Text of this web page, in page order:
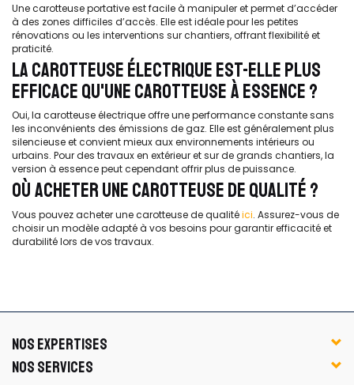
Une carotteuse portative est facile à manipuler et permet d’accéder
à des zones difficiles d’accès. Elle est idéale pour les petites
rénovations ou les interventions sur chantiers, offrant flexibilité et
praticité.
LA CAROTTEUSE ÉLECTRIQUE EST-ELLE PLUS
EFFICACE QU'UNE CAROTTEUSE À ESSENCE ?
Oui, la carotteuse électrique offre une performance constante sans
les inconvénients des émissions de gaz. Elle est généralement plus
silencieuse et convient mieux aux environnements intérieurs ou
urbains. Pour des travaux en extérieur et sur de grands chantiers, la
version à essence peut cependant offrir plus de puissance.
OÙ ACHETER UNE CAROTTEUSE DE QUALITÉ ?
Vous pouvez acheter une carotteuse de qualitéici. Assurez-vous de
choisir un modèle adapté à vos besoins pour garantir efficacité et
durabilité lors de vos travaux.
NOS EXPERTISES
NOS SERVICES